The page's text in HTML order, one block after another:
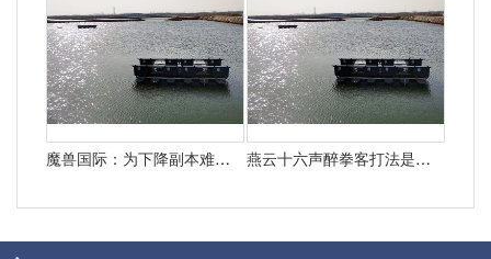
魔兽国际：为下降副本难度暴雪决议添加怪物50%血量 燕云十六声醉拳客打法是什么 悄悄告知你燕云十六声怎样打醉拳客